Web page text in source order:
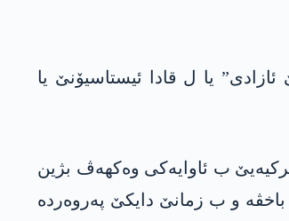
یا ل قادا ئیستاسیۆنێ یا
ب ئاوایەکی وەکھەڤ بژین
باخڤە و ب زمانێ دایکێ پەروەردە